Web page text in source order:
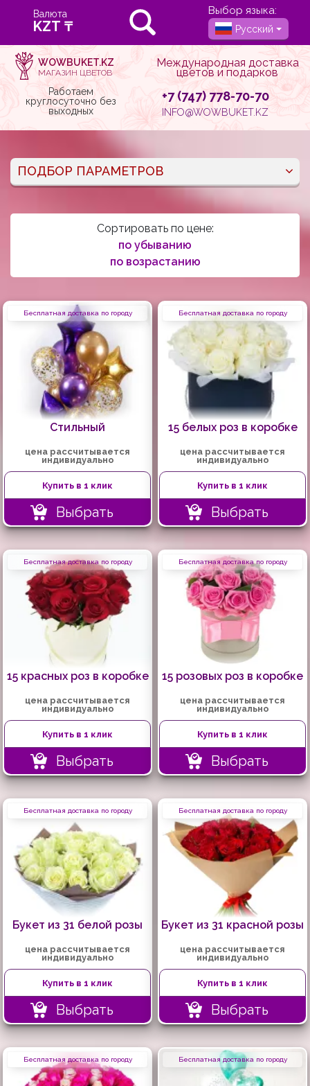
Валюта Выбор языка:
Русский
WOWBUKET.KZ
МАГАЗИН ЦВЕТОВ
Международная доставка
цветов и подарков
Работаем
круглосуточно без
выходных
+7 (747) 778-70-70
INFO@WOWBUKET.KZ
ПОДБОР ПАРАМЕТРОВ
Сортировать по цене:
по убыванию
по возрастанию
Бесплатная доставка по городу
Стильный
цена рассчитывается
индивидуально
Купить в 1 клик
Выбрать
Бесплатная доставка по городу
15 белых роз в коробке
цена рассчитывается
индивидуально
Купить в 1 клик
Выбрать
Бесплатная доставка по городу
15 красных роз в коробке
цена рассчитывается
индивидуально
Купить в 1 клик
Выбрать
Бесплатная доставка по городу
15 розовых роз в коробке
цена рассчитывается
индивидуально
Купить в 1 клик
Выбрать
Бесплатная доставка по городу
Букет из 31 белой розы
цена рассчитывается
индивидуально
Купить в 1 клик
Выбрать
Бесплатная доставка по городу
Букет из 31 красной розы
цена рассчитывается
индивидуально
Купить в 1 клик
Выбрать
Бесплатная доставка по городу Бесплатная доставка по городу